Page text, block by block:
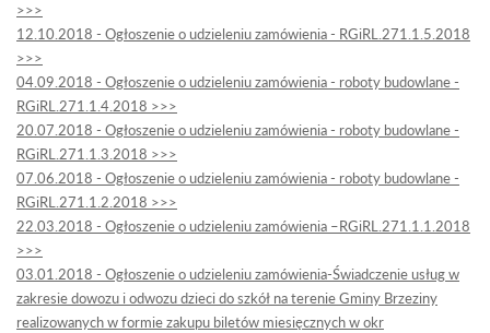
>>>
12.10.2018 - Ogłoszenie o udzieleniu zamówienia - RGiRL.271.1.5.2018
>>>
04.09.2018 - Ogłoszenie o udzieleniu zamówienia - roboty budowlane -
RGiRL.271.1.4.2018 >>>
20.07.2018 - Ogłoszenie o udzieleniu zamówienia - roboty budowlane -
RGiRL.271.1.3.2018 >>>
07.06.2018 - Ogłoszenie o udzieleniu zamówienia - roboty budowlane -
RGiRL.271.1.2.2018 >>>
22.03.2018 - Ogłoszenie o udzieleniu zamówienia –RGiRL.271.1.1.2018
>>>
03.01.2018 - Ogłoszenie o udzieleniu zamówienia-Świadczenie usług w
zakresie dowozu i odwozu dzieci do szkół na terenie Gminy Brzeziny
realizowanych w formie zakupu biletów miesięcznych w okr